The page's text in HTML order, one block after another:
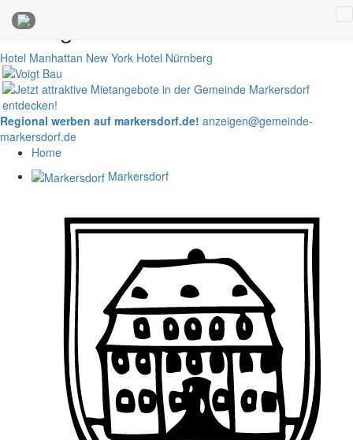
Anzeigen
Hotel Manhattan New York Hotel Nürnberg
Regional werben auf markersdorf.de! anzeigen@gemeinde-
markersdorf.de
Home
Markersdorf